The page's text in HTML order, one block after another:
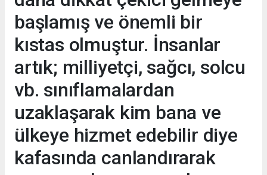
başlamış ve önemli bir
kıstas olmuştur. İnsanlar
artık; milliyetçi, sağcı, solcu
vb. sınıflamalardan
uzaklaşarak kim bana ve
ülkeye hizmet edebilir diye
kafasında canlandırarak